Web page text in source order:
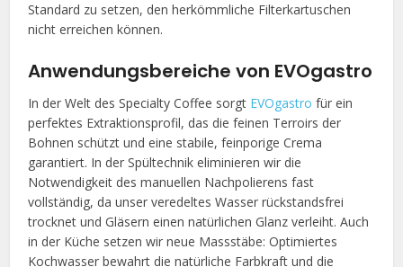
Standard zu setzen, den herkömmliche Filterkartuschen
nicht erreichen können.
Anwendungsbereiche von EVOgastro
In der Welt des Specialty Coffee sorgt EVOgastro für ein
perfektes Extraktionsprofil, das die feinen Terroirs der
Bohnen schützt und eine stabile, feinporige Crema
garantiert. In der Spültechnik eliminieren wir die
Notwendigkeit des manuellen Nachpolierens fast
vollständig, da unser veredeltes Wasser rückstandsfrei
trocknet und Gläsern einen natürlichen Glanz verleiht. Auch
in der Küche setzen wir neue Massstäbe: Optimiertes
Kochwasser bewahrt die natürliche Farbkraft und die